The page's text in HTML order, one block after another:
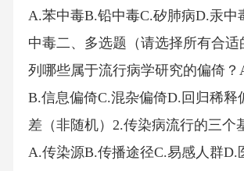
A.苯中毒B.铅中毒C.矽肺病D.汞中
中毒二、多选题（请选择所有合适
列哪些属于流行病学研究的偏倚？
B.信息偏倚C.混杂偏倚D.回归稀释
差（非随机）2.传染病流行的三个
A.传染源B.传播途径C.易感人群D.